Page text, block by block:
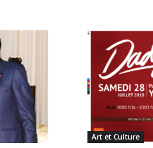
Art et Culture